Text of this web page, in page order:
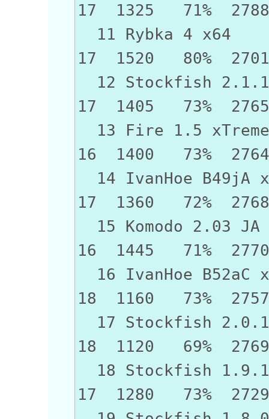
17 1325 71%
11 Rybka
17 1520 80%
12 Stockfish
17 1405 73%
13 Fire 1.5
16 1400 73%
14 IvanHoe
17 1360 72%
15 Komodo
16 1445 71%
16 IvanHoe
18 1160 73%
17 Stockfish
18 1120 69%
18 Stockfish
17 1280 73%